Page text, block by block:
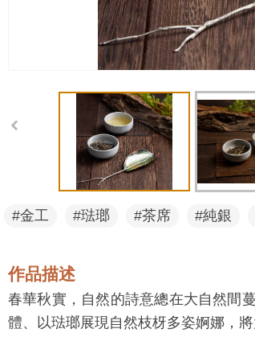
#金工 #琺瑯 #茶席 #純銀
作品描述
春華秋實，自然的詩意總在大自然間
體、以琺瑯展現自然枝枒多姿婀娜，